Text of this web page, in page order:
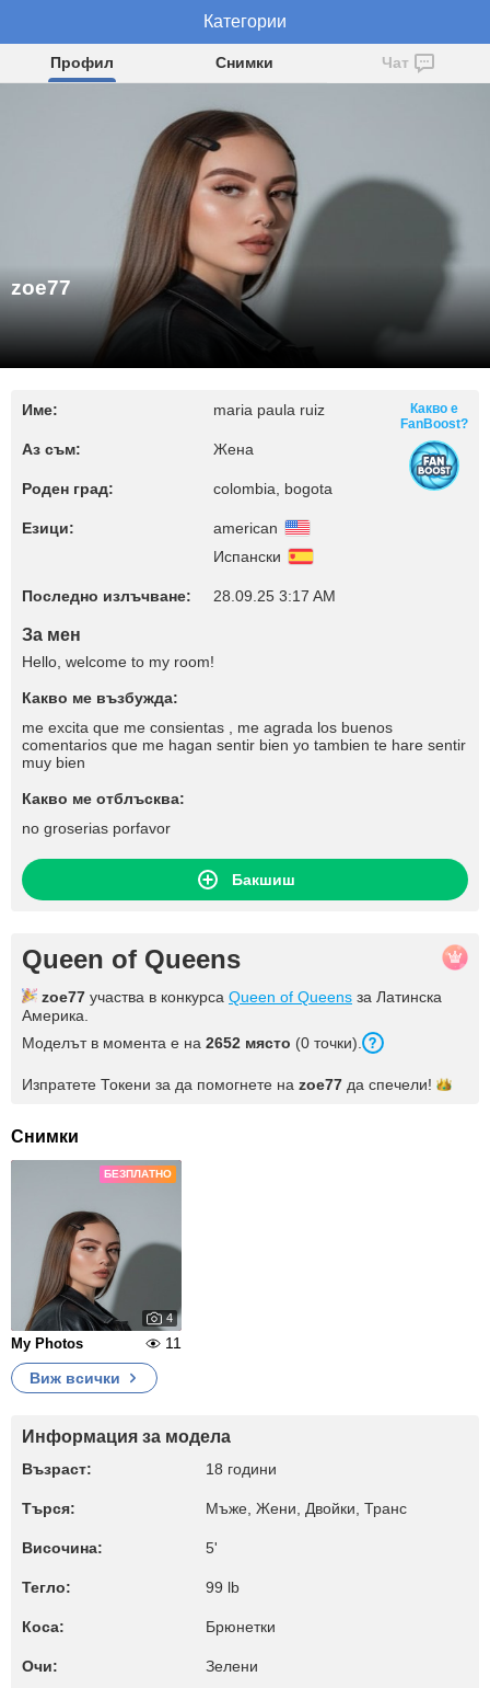
zoe77
Профил Снимки Чат
zoe77
Име: maria paula ruiz
Аз съм: Жена
Роден град: colombia, bogota
Езици:
american
Испански
Последно излъчване: 28.09.25 3:17 AM
Какво е
FanBoost?
За мен
Hello, welcome to my room!
Какво ме възбужда:
me excita que me consientas , me agrada los buenos
comentarios que me hagan sentir bien yo tambien te hare sentir
muy bien
Какво ме отблъсква:
no groserias porfavor
Бакшиш
Queen of Queens
zoe77 участва в конкурса Queen of Queens за Латинска
Америка.
Моделът в момента е на 2652 място (0 точки).
Изпратете Токени за да помогнете на zoe77 да спечели!
Снимки
БЕЗПЛАТНО
4
My Photos
11
Виж всички
Информация за модела
Възраст: 18 години
Търся: Мъже, Жени, Двойки, Транс
Височина: 5'
Тегло: 99 lb
Коса: Брюнетки
Очи: Зелени
Категории